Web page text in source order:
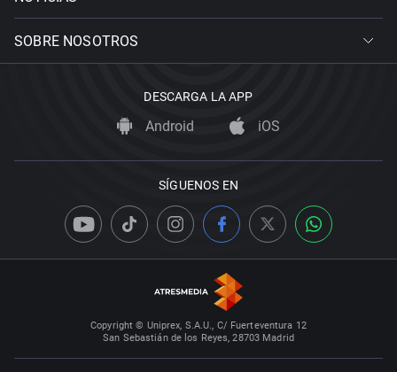
SOBRE NOSOTROS
DESCARGA LA APP
Android iOS
SÍGUENOS EN
Copyright © Uniprex, S.A.U., C/ Fuerteventura 12
San Sebastián de los Reyes, 28703 Madrid